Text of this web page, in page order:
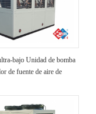
bajo Unidad de bomba
de fuente de aire de